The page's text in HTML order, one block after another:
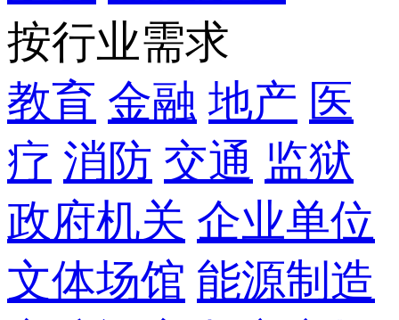
按行业需求
教育 金融 地产 医
疗 消防 交通 监狱
政府机关 企业单位
文体场馆 能源制造